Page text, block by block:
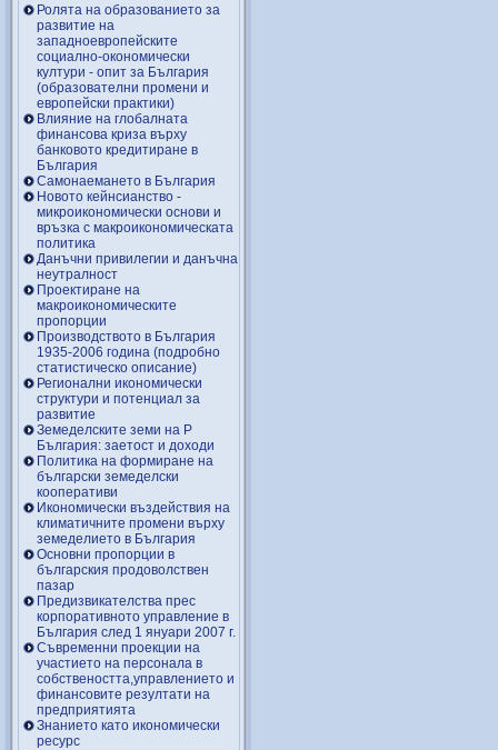
Ролята на образованието за
развитие на
западноевропейските
социално-окономически
култури - опит за България
(образователни промени и
европейски практики)
Влияние на глобалната
финансова криза върху
банковото кредитиране в
България
Самонаемането в България
Новото кейнсианство -
микроикономически основи и
връзка с макроикономическата
политика
Данъчни привилегии и данъчна
неутралност
Проектиране на
макроикономическите
пропорции
Производството в България
1935-2006 година (подробно
статистическо описание)
Регионални икономически
структури и потенциал за
развитие
Земеделските земи на Р
България: заетост и доходи
Политика на формиране на
български земеделски
кооперативи
Икономически въздействия на
климатичните промени върху
земеделието в България
Основни пропорции в
българския продоволствен
пазар
Предизвикателства прес
корпоративното управление в
България след 1 януари 2007 г.
Съвременни проекции на
участието на персонала в
собствеността,управлението и
финансовите резултати на
предприятията
Знанието като икономически
ресурс